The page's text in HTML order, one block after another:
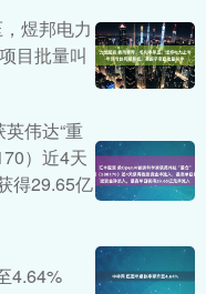
煜邦电力
目批量叫
伟达“重
）近4天
得29.65亿
4.64%